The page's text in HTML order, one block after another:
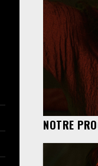
NOTRE